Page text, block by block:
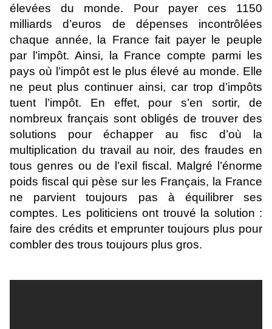
élevées du monde. Pour payer ces 1150
milliards d’euros de dépenses incontrôlées
chaque année, la France fait payer le peuple
par l’impôt. Ainsi, la France compte parmi les
pays où l’impôt est le plus élevé au monde. Elle
ne peut plus continuer ainsi, car trop d’impôts
tuent l’impôt. En effet, pour s’en sortir, de
nombreux français sont obligés de trouver des
solutions pour échapper au fisc d’où la
multiplication du travail au noir, des fraudes en
tous genres ou de l’exil fiscal. Malgré l’énorme
poids fiscal qui pèse sur les Français, la France
ne parvient toujours pas à équilibrer ses
comptes. Les politiciens ont trouvé la solution :
faire des crédits et emprunter toujours plus pour
combler des trous toujours plus gros.